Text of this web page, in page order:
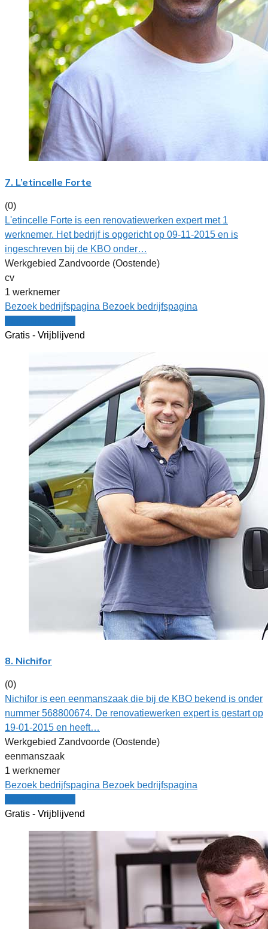
7. L’etincelle Forte
(0)
L'etincelle Forte is een renovatiewerken expert met 1
werknemer. Het bedrijf is opgericht op 09-11-2015 en is
ingeschreven bij de KBO onder…
Werkgebied Zandvoorde (Oostende)
cv
1 werknemer
Bezoek bedrijfspagina Bezoek bedrijfspagina
Gratis - Vrijblijvend
8. Nichifor
(0)
Nichifor is een eenmanszaak die bij de KBO bekend is onder
nummer 568800674. De renovatiewerken expert is gestart op
19-01-2015 en heeft…
Werkgebied Zandvoorde (Oostende)
eenmanszaak
1 werknemer
Bezoek bedrijfspagina Bezoek bedrijfspagina
Gratis - Vrijblijvend